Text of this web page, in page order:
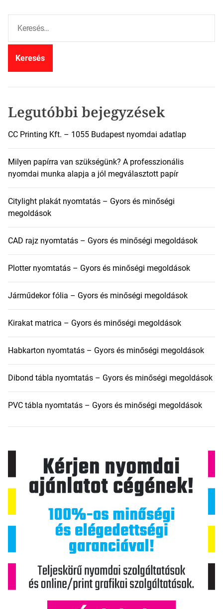
r
Legutóbbi bejegyzések
CC Printing Kft. – 1055 Budapest nyomdai adatlap
Milyen papírra van szükségünk? A professzionális
nyomdai munka alapja a jól megválasztott papír
Citylight plakát nyomtatás – Gyors és minőségi
megoldások
CAD rajz nyomtatás – Gyors és minőségi megoldások
Plotter nyomtatás – Gyors és minőségi megoldások
Járműdekor fólia – Gyors és minőségi megoldások
Kirakat matrica – Gyors és minőségi megoldások
Habkarton nyomtatás – Gyors és minőségi megoldások
Dibond tábla nyomtatás – Gyors és minőségi megoldások
PVC tábla nyomtatás – Gyors és minőségi megoldások